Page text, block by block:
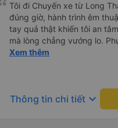
Tôi đi Chuyến xe từ Long
đúng giờ, hành trình êm
tay quả thật khiến tôi an tâm, mãn ý. Đường xa muôn dặm
mà lòng chẳng vướng lo.
cẩn, hiếm thấy giữa thời
Xem thêm
Thông tin chi tiết keyboard_arrow_down